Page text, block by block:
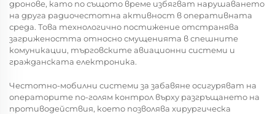
дронове, като по същото време избягват нарушаването
на друга радиочестотна активност в оперативната
среда. Това технологично постижение отстранява
загрижеността относно смущенията в спешните
комуникации, търговските авиационни системи и
гражданската електроника.
Честотно-мобилни системи за забавяне осигуряват на
операторите по-голям контрол върху разгръщането на
противодействия, което позволява хирургическа